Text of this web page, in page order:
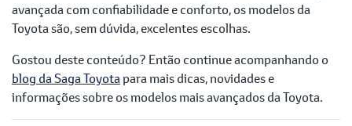
avançada com confiabilidade e conforto, os modelos da
Toyota são, sem dúvida, excelentes escolhas.
Gostou deste conteúdo? Então continue acompanhando o
blog da Saga Toyotapara mais dicas, novidades e
informações sobre os modelos mais avançados da Toyota.